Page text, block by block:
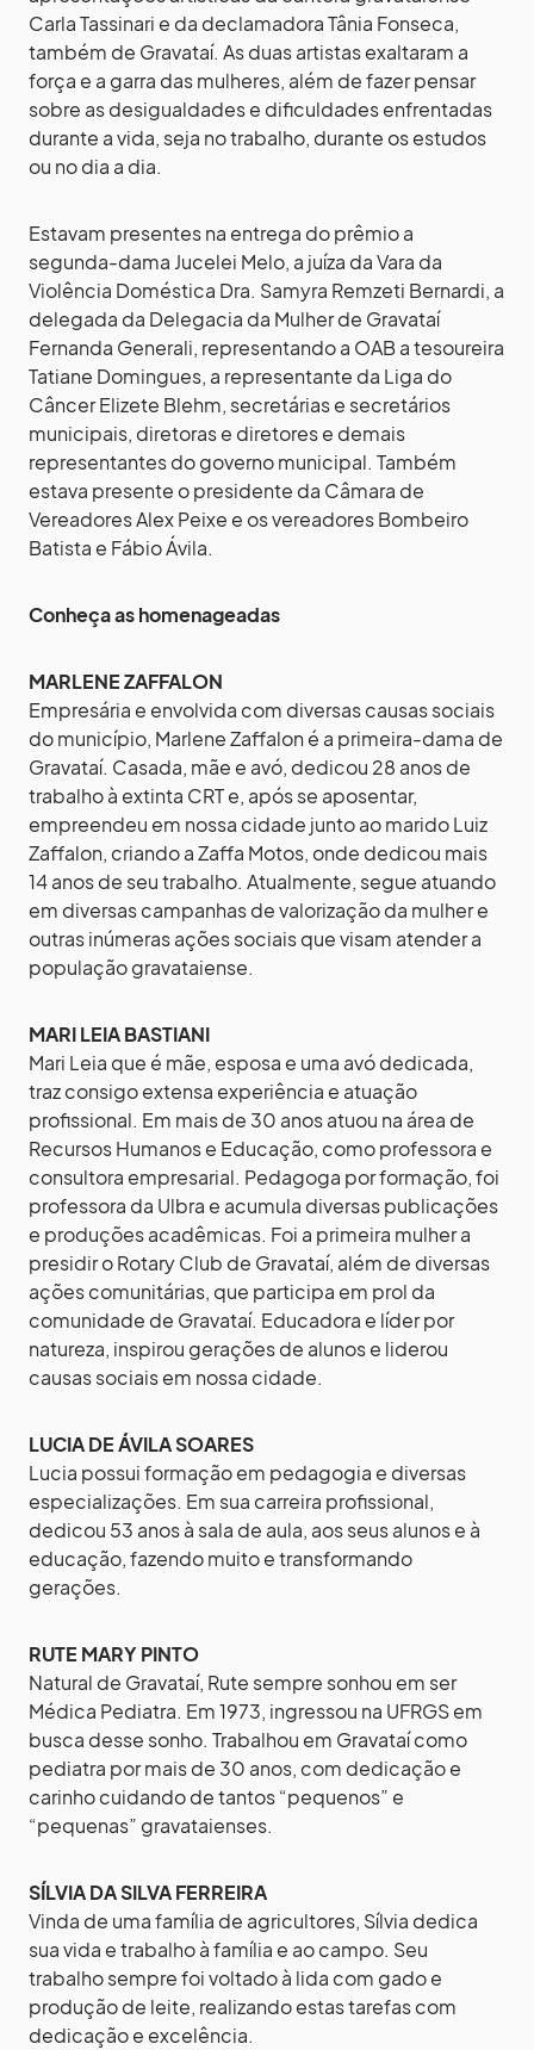
Carla Tassinari e da declamadora Tânia Fonseca,
também de Gravataí. As duas artistas exaltaram a
força e a garra das mulheres, além de fazer pensar
sobre as desigualdades e dificuldades enfrentadas
durante a vida, seja no trabalho, durante os estudos
ou no dia a dia.
Estavam presentes na entrega do prêmio a
segunda-dama Jucelei Melo, a juíza da Vara da
Violência Doméstica Dra. Samyra Remzeti Bernardi, a
delegada da Delegacia da Mulher de Gravataí
Fernanda Generali, representando a OAB a tesoureira
Tatiane Domingues, a representante da Liga do
Câncer Elizete Blehm, secretárias e secretários
municipais, diretoras e diretores e demais
representantes do governo municipal. Também
estava presente o presidente da Câmara de
Vereadores Alex Peixe e os vereadores Bombeiro
Batista e Fábio Ávila.
Conheça as homenageadas
MARLENE ZAFFALON
Empresária e envolvida com diversas causas sociais
do município, Marlene Zaffalon é a primeira-dama de
Gravataí. Casada, mãe e avó, dedicou 28 anos de
trabalho à extinta CRT e, após se aposentar,
empreendeu em nossa cidade junto ao marido Luiz
Zaffalon, criando a Zaffa Motos, onde dedicou mais
14 anos de seu trabalho. Atualmente, segue atuando
em diversas campanhas de valorização da mulher e
outras inúmeras ações sociais que visam atender a
população gravataiense.
MARI LEIA BASTIANI
Mari Leia que é mãe, esposa e uma avó dedicada,
traz consigo extensa experiência e atuação
profissional. Em mais de 30 anos atuou na área de
Recursos Humanos e Educação, como professora e
consultora empresarial. Pedagoga por formação, foi
professora da Ulbra e acumula diversas publicações
e produções acadêmicas. Foi a primeira mulher a
presidir o Rotary Club de Gravataí, além de diversas
ações comunitárias, que participa em prol da
comunidade de Gravataí. Educadora e líder por
natureza, inspirou gerações de alunos e liderou
causas sociais em nossa cidade.
LUCIA DE ÁVILA SOARES
Lucia possui formação em pedagogia e diversas
especializações. Em sua carreira profissional,
dedicou 53 anos à sala de aula, aos seus alunos e à
educação, fazendo muito e transformando
gerações.
RUTE MARY PINTO
Natural de Gravataí, Rute sempre sonhou em ser
Médica Pediatra. Em 1973, ingressou na UFRGS em
busca desse sonho. Trabalhou em Gravataí como
pediatra por mais de 30 anos, com dedicação e
carinho cuidando de tantos “pequenos” e
“pequenas” gravataienses.
SÍLVIA DA SILVA FERREIRA
Vinda de uma família de agricultores, Sílvia dedica
sua vida e trabalho à família e ao campo. Seu
trabalho sempre foi voltado à lida com gado e
produção de leite, realizando estas tarefas com
dedicação e excelência.